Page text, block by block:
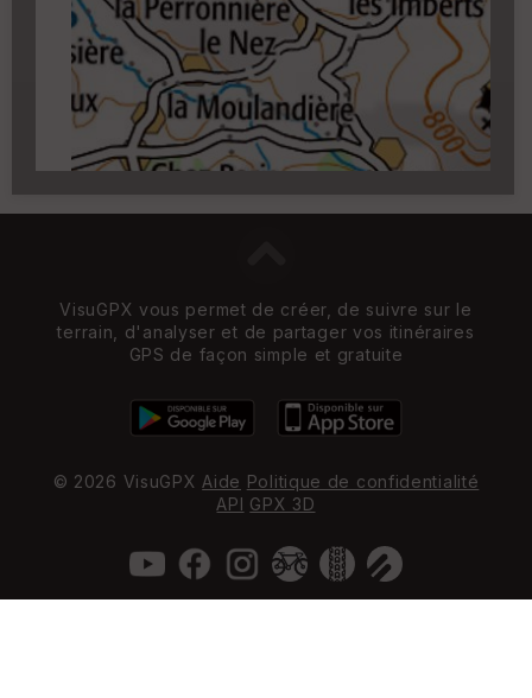
Carroyage UTM
(1km à partir du niveau de
zoom 14)
VisuGPX vous permet de créer, de suivre sur le
terrain, d'analyser et de partager vos itinéraires
GPS de façon simple et gratuite
© 2026 VisuGPX Aide Politique de confidentialité
API GPX 3D